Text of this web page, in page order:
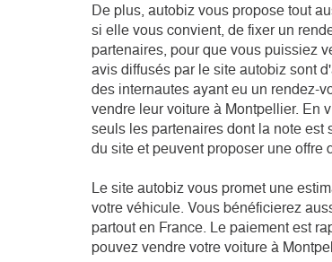
De plus, autobiz vous propose tout
si elle vous convient, de fixer un
partenaires, pour que vous puissiez
avis diffusés par le site autobiz sont
des internautes ayant eu un rendez-
vendre leur voiture à Montpellier. En
seuls les partenaires dont la note est
du site et peuvent proposer une offre
Le site autobiz vous promet une
votre véhicule. Vous bénéficierez
partout en France. Le paiement est
pouvez vendre votre voiture à